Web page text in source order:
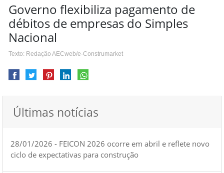
Governo flexibiliza pagamento de
débitos de empresas do Simples
Nacional
Texto: Redação AECweb/e-Construmarket
Últimas notícias
28/01/2026 - FEICON 2026 ocorre em abril e reflete novo
ciclo de expectativas para construção